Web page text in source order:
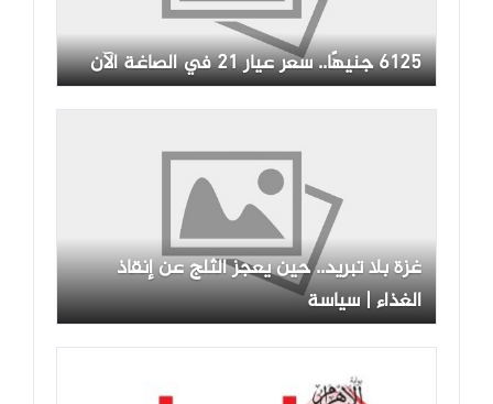
6125 جنيهًا.. سعر عيار 21 في الصاغة الآن
غزة بلا تبريد.. حين يعجز الثلج عن إنقاذ
الغذاء | سياسة